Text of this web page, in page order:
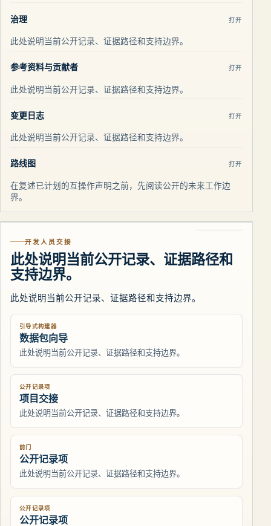
治理 打开
此处说明当前公开记录、证据路径和支持边界。
参考资料与贡献者 打开
此处说明当前公开记录、证据路径和支持边界。
变更日志 打开
此处说明当前公开记录、证据路径和支持边界。
路线图 打开
在复述已计划的互操作声明之前，先阅读公开的未来工作边
界。
开发人员交接
此处说明当前公开记录、证据路径和
支持边界。
此处说明当前公开记录、证据路径和支持边界。
引导式构建器
数据包向导
此处说明当前公开记录、证据路径和支持边界。
公开记录项
项目交接
此处说明当前公开记录、证据路径和支持边界。
前门
公开记录项
此处说明当前公开记录、证据路径和支持边界。
公开记录项
公开记录项